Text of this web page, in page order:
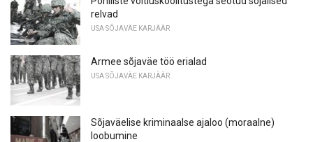
relvad
USA SÕJAVÄE KARJÄÄR
Armee sõjaväe töö erialad
USA SÕJAVÄE KARJÄÄR
Sõjaväelise kriminaalse ajaloo (moraalne)
loobumine